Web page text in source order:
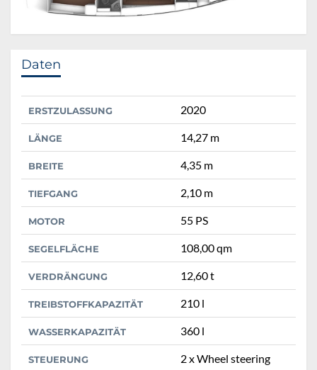
Daten
ERSTZULASSUNG 2020
LÄNGE 14,27 m
BREITE 4,35 m
TIEFGANG 2,10 m
MOTOR 55 PS
SEGELFLÄCHE 108,00 qm
VERDRÄNGUNG 12,60 t
TREIBSTOFFKAPAZITÄT 210 l
WASSERKAPAZITÄT 360 l
STEUERUNG 2 x Wheel steering